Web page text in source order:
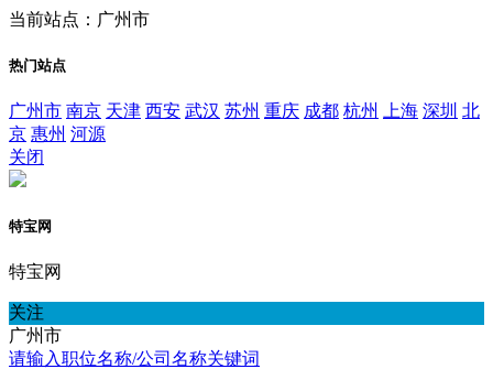
当前站点：广州市
热门站点
广州市 南京 天津 西安 武汉 苏州 重庆 成都 杭州 上海 深圳 北
京 惠州 河源
关闭
特宝网
特宝网
关注
广州市
请输入职位名称/公司名称关键词